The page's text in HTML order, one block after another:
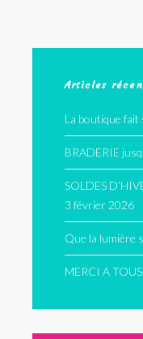
Articles
La boutique fait
BRADERIE
SOLDES
3 février 2026
Que la lumière
MERCI A